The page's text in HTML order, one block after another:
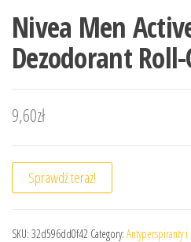
Nivea Men
Dezodorant
9,60zł
Sprawdź teraz!
SKU: 32d596dd0f42 Category: Antyperspiranty